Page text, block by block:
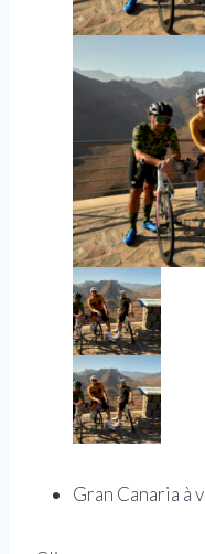
Gran Canaria à